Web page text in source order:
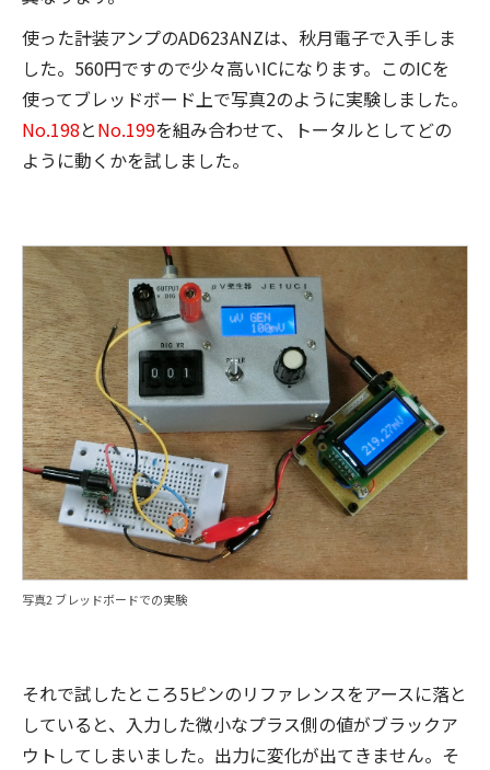
使った計装アンプのAD623ANZは、秋月電子で入手しま
した。560円ですので少々高いICになります。このICを
使ってブレッドボード上で写真2のように実験しました。
No.198とNo.199を組み合わせて、トータルとしてどの
ように動くかを試しました。
写真2 ブレッドボードでの実験
それで試したところ5ピンのリファレンスをアースに落と
していると、入力した微小なプラス側の値がブラックア
ウトしてしまいました。出力に変化が出てきません。そ